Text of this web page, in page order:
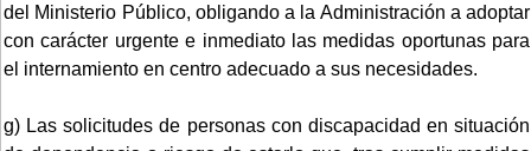
del Ministerio Público, obligando a la Administración a adoptar
con carácter urgente e inmediato las medidas oportunas para
el internamiento en centro adecuado a sus necesidades.
g) Las solicitudes de personas con discapacidad en situación